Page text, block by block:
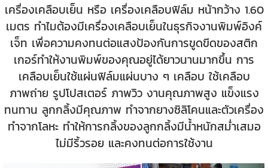
เครื่องเคลือบเย็น หรือ เครื่องเคลือบฟิล์ม หน้ากว้าง 1.60
เมตร ทำไมต้องมีเครื่องเคลือบเย็นในธุรกิจงานพิมพ์อิงค์
เจ็ท เพื่อความคงทนต่อแสงป้องกันการขูดขีดของสติก
เกอร์ทำให้งานพิมพ์ของคุณอยู่ได้ยาวนานมากขึ้น การ
เคลือบเย็นใช้แผ่นฟิล์มแผ่นบาง ๆ เคลือบ ใช้เคลือบ
ภาพถ่าย รูปโปสเตอร์ ภาพวิว งานคุณภาพสูง แข็งแรง
ทนทาน ลูกกลิ้งมีคุณภาพ ทำจากยางซิลิโคนและตัวเครื่อง
ทำจากโลหะ ทำให้การกลิ้งของลูกกลิ้งมีน้ำหนักสม่ำเสมอ
ไม่มีริ้วรอย และคงทนต่อการใช้งาน